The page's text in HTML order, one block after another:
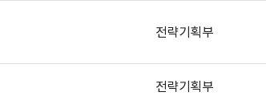
전략기획부
전략기획부